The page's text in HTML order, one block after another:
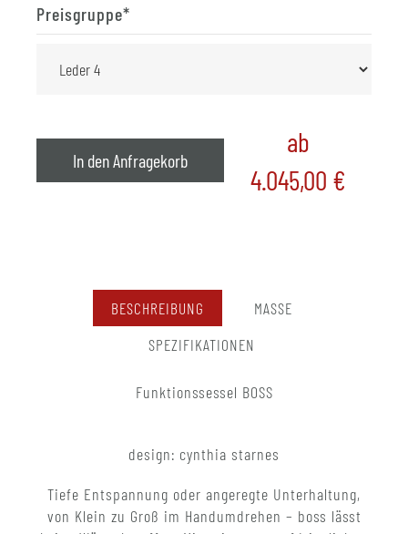
Preisgruppe*
In den Anfragekorb
ab
4.045,00 €
BESCHREIBUNG
MASSE
SPEZIFIKATIONEN
Funktionssessel BOSS
design: cynthia starnes
Tiefe Entspannung oder angeregte Unterhaltung,
von Klein zu Groß im Handumdrehen – boss lässt